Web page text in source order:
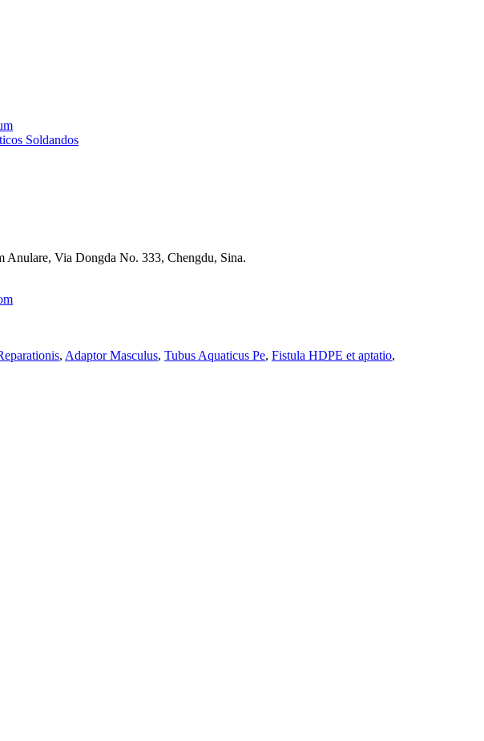
Soldandos
Via Dongda No. 333, Chengdu, Sina.
, Adaptor Masculus, Tubus Aquaticus Pe, Fistula HDPE et aptatio,